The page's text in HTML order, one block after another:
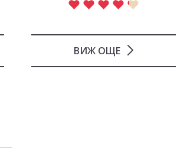
ВИЖ ОЩЕ